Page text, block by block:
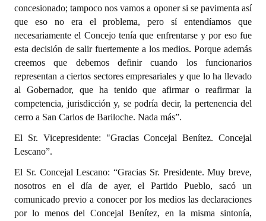
concesionado; tampoco nos vamos a oponer si se pavimenta así
que eso no era el problema, pero sí entendíamos que
necesariamente el Concejo tenía que enfrentarse y por eso fue
esta decisión de salir fuertemente a los medios. Porque además
creemos que debemos definir cuando los funcionarios
representan a ciertos sectores empresariales y que lo ha llevado
al Gobernador, que ha tenido que afirmar o reafirmar la
competencia, jurisdicción y, se podría decir, la pertenencia del
cerro a San Carlos de Bariloche. Nada más”.
El Sr. Vicepresidente: "Gracias Concejal Benítez. Concejal
Lescano”.
El Sr. Concejal Lescano: “Gracias Sr. Presidente. Muy breve,
nosotros en el día de ayer, el Partido Pueblo, sacó un
comunicado previo a conocer por los medios las declaraciones
por lo menos del Concejal Benítez, en la misma sintonía,